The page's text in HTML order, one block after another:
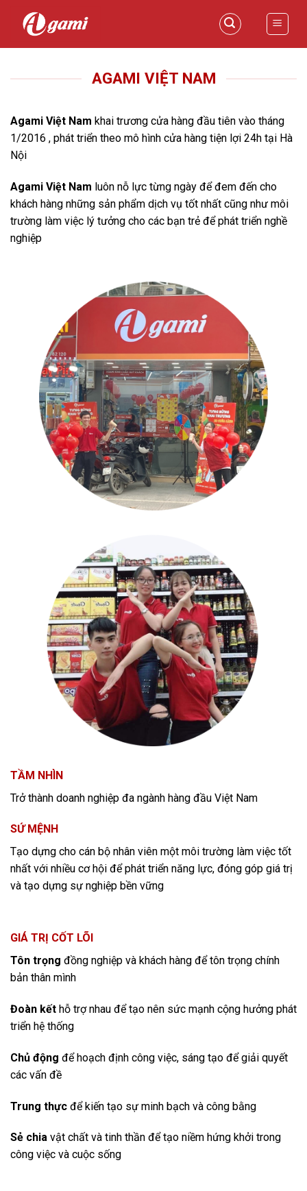
AGAMI VIỆT NAM
Agami Việt Nam khai trương cửa hàng đầu tiên vào tháng
1/2016 , phát triển theo mô hình cửa hàng tiện lợi 24h tại Hà
Nội
Agami Việt Nam luôn nỗ lực từng ngày để đem đến cho
khách hàng những sản phẩm dịch vụ tốt nhất cũng như môi
trường làm việc lý tưởng cho các bạn trẻ để phát triển nghề
nghiệp
TẦM NHÌN
Trở thành doanh nghiệp đa ngành hàng đầu Việt Nam
SỨ MỆNH
Tạo dựng cho cán bộ nhân viên một môi trường làm việc tốt
nhất với nhiều cơ hội để phát triển năng lực, đóng góp giá trị
và tạo dựng sự nghiệp bền vững
GIÁ TRỊ CỐT LÕI
Tôn trọng đồng nghiệp và khách hàng để tôn trọng chính
bản thân mình
Đoàn kết hỗ trợ nhau để tạo nên sức mạnh cộng hưởng phát
triển hệ thống
Chủ động để hoạch định công việc, sáng tạo để giải quyết
các vấn đề
Trung thực để kiến tạo sự minh bạch và công bằng
Sẻ chia vật chất và tinh thần để tạo niềm hứng khởi trong
công việc và cuộc sống